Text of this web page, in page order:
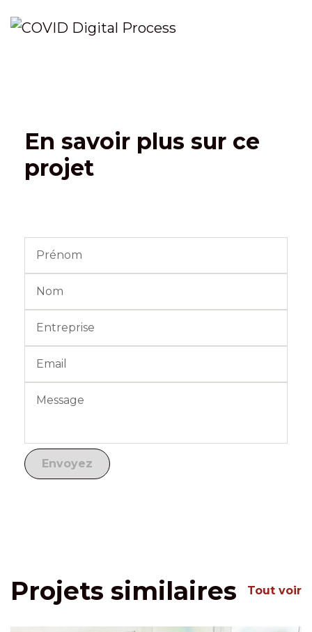
En savoir plus sur ce
projet
Projets similaires Tout voir